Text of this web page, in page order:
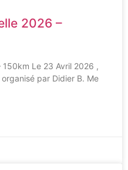
2026 –
150km Le 23 Avril 2026 ,
par Didier B. Me